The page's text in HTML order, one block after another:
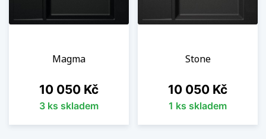
Magma
Cena
10 050 Kč
3 ks skladem
Stone
Cena
10 050 Kč
1 ks skladem